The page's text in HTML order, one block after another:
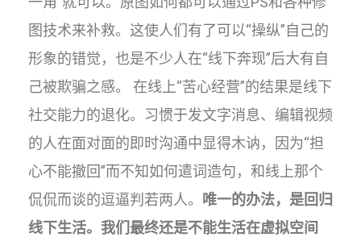
图技术来补救。这使人们有了可以“操纵”自己的
形象的错觉，也是不少人在“线下奔现”后大有自
己被欺骗之感。 在线上“苦心经营”的结果是线下
社交能力的退化。习惯于发文字消息、编辑视频
的人在面对面的即时沟通中显得木讷，因为“担
心不能撤回”而不知如何遣词造句，和线上那个
侃侃而谈的逗逼判若两人。 唯一的办法，是回归
线下生活。我们最终还是不能生活在虚拟空间